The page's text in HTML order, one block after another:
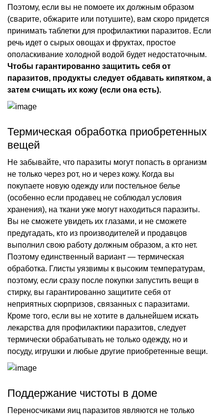
Поэтому, если вы не помоете их должным образом
(сварите, обжарите или потушите), вам скоро придется
принимать таблетки для профилактики паразитов. Если
речь идет о сырых овощах и фруктах, простое
ополаскивание холодной водой будет недостаточным.
Чтобы гарантированно защитить себя от
паразитов, продукты следует обдавать кипятком, а
затем счищать их кожу (если она есть).
Термическая обработка приобретенных
вещей
Не забывайте, что паразиты могут попасть в организм
не только через рот, но и через кожу. Когда вы
покупаете новую одежду или постельное белье
(особенно если продавец не соблюдал условия
хранения), на ткани уже могут находиться паразиты.
Вы не сможете увидеть их глазами, и не сможете
предугадать, кто из производителей и продавцов
выполнил свою работу должным образом, а кто нет.
Поэтому единственный вариант — термическая
обработка. Глисты уязвимы к высоким температурам,
поэтому, если сразу после покупки запустить вещи в
стирку, вы гарантированно защитите себя от
неприятных сюрпризов, связанных с паразитами.
Кроме того, если вы не хотите в дальнейшем искать
лекарства для профилактики паразитов, следует
термически обрабатывать не только одежду, но и
посуду, игрушки и любые другие приобретенные вещи.
Поддержание чистоты в доме
Переносчиками яиц паразитов являются не только